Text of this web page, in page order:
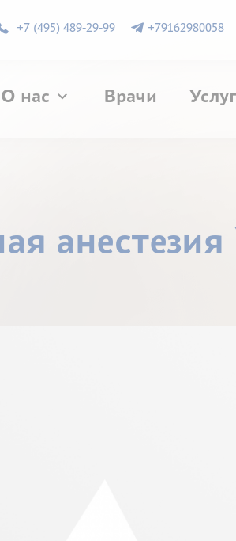
+7 (495) 489-29-99 +79162980058
О нас Врачи